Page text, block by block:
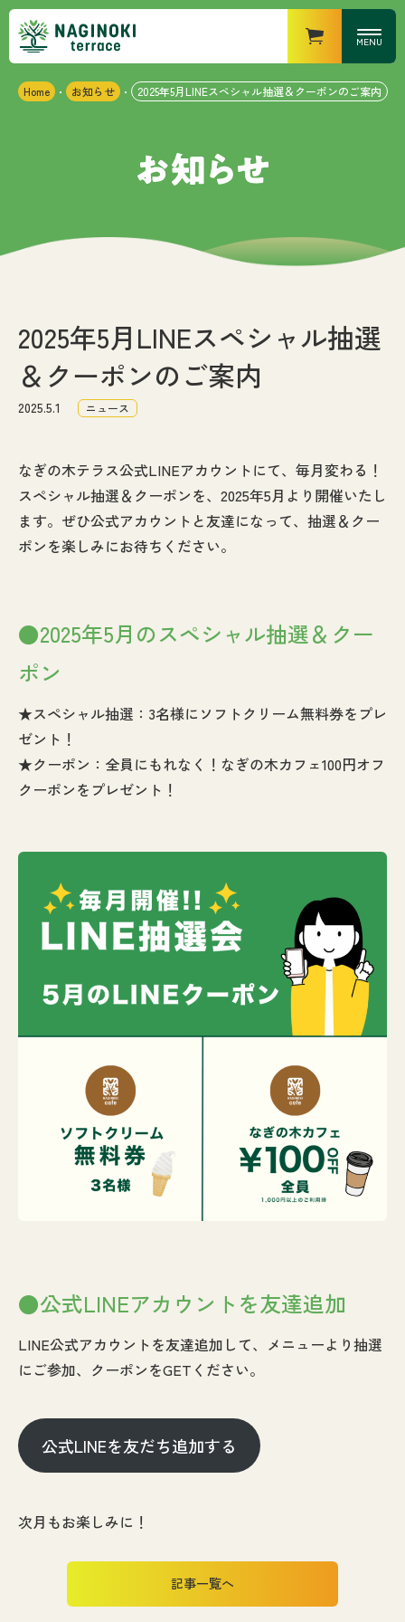
MENU
：11時〜15時（14時半
LO）
：17時〜21時（20時半
LO）
お知らせ
施設紹介
アクセス
お問い合わせ
Home ・ お知らせ ・ 2025年5月LINEスペシャル抽選＆クーポンのご案内
2025年5月LINEスペシャル抽選
＆クーポンのご案内
2025.5.1 ニュース
なぎの木テラス公式LINEアカウントにて、毎月変わる！
スペシャル抽選＆クーポンを、2025年5月より開催いたし
ます。ぜひ公式アカウントと友達になって、抽選＆クー
ポンを楽しみにお待ちください。
●2025年5月のスペシャル抽選＆クー
ポン
★スペシャル抽選：3名様にソフトクリーム無料券をプレ
ゼント！
★クーポン：全員にもれなく！なぎの木カフェ100円オフ
クーポンをプレゼント！
●公式LINEアカウントを友達追加
LINE公式アカウントを友達追加して、メニューより抽選
にご参加、クーポンをGETください。
公式LINEを友だち追加する
次月もお楽しみに！
記事一覧へ